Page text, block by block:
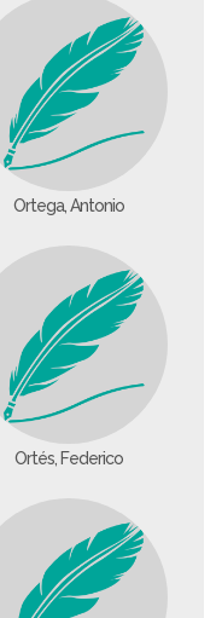
Ortega, Antonio
Ortés, Federico